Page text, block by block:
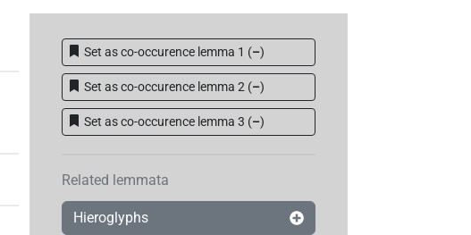
Set as co-occurence lemma 1 (–)
Set as co-occurence lemma 2 (–)
Set as co-occurence lemma 3 (–)
Related lemmata
Hieroglyphs